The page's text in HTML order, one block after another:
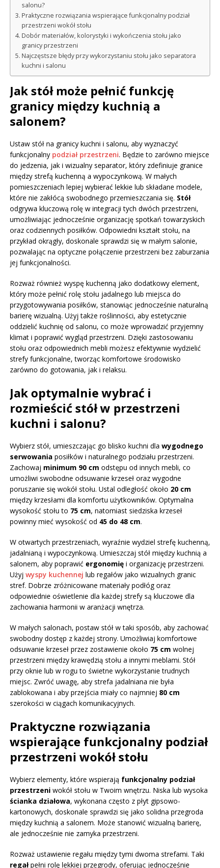
salonu?
Praktyczne rozwiązania wspierające funkcjonalny podział
przestrzeni wokół stołu
Dobór materiałów, kolorystyki i wykończenia stołu jako
granicy przestrzeni
Najczęstsze błędy przy wykorzystaniu stołu jako separatora
kuchni i salonu
Jak stół może pełnić funkcję
granicy między kuchnią a
salonem?
Ustaw stół na granicy kuchni i salonu, aby wyznaczyć
funkcjonalny podział przestrzeni. Będzie to zarówno miejsce
do jedzenia, jak i wizualny separator, który zdefiniuje granice
między strefą kuchenną a wypoczynkową. W małych
pomieszczeniach lepiej wybierać lekkie lub składane modele,
które nie zakłócą swobodnego przemieszczania się. Stół
odgrywa kluczową rolę w integracji tych dwóch przestrzeni,
umożliwiając jednocześnie organizację spotkań towarzyskich
oraz codziennych posiłków. Odpowiedni kształt stołu, na
przykład okrągły, doskonale sprawdzi się w małym salonie,
pozwalając na optyczne połączenie przestrzeni bez zaburzania
jej funkcjonalności.
Rozważ również wyspę kuchenną jako dodatkowy element,
który może pełnić rolę stołu jadalnego lub miejsca do
przygotowywania posiłków, stanowiąc jednocześnie naturalną
barierę wizualną. Użyj także roślinności, aby estetycznie
oddzielić kuchnię od salonu, co może wprowadzić przyjemny
klimat i poprawić wygląd przestrzeni. Dzięki zastosowaniu
stołu oraz odpowiednich mebli możesz efektywnie wydzielić
strefy funkcjonalne, tworząc komfortowe środowisko
zarówno do gotowania, jak i relaksu.
Jak optymalnie wybrać i
rozmieścić stół w przestrzeni
kuchni i salonu?
Wybierz stół, umieszczając go blisko kuchni dla wygodnego
serwowania posiłków i naturalnego podziału przestrzeni.
Zachowaj minimum 90 cm odstępu od innych mebli, co
umożliwi swobodne odsuwanie krzeseł oraz wygodne
poruszanie się wokół stołu. Ustal odległość około 20 cm
między krzesłami dla komfortu użytkowników. Optymalna
wysokość stołu to 75 cm, natomiast siedziska krzeseł
powinny mieć wysokość od 45 do 48 cm.
W otwartych przestrzeniach, wyraźnie wydziel strefę kuchenną,
jadalnianą i wypoczynkową. Umieszczaj stół między kuchnią a
salonem, aby poprawić ergonomię i organizację przestrzeni.
Użyj wyspy kuchennej lub regałów jako wizualnych granic
stref. Dobrze zróżnicowane materiały podłóg oraz
odpowiednie oświetlenie dla każdej strefy są kluczowe dla
zachowania harmonii w aranżacji wnętrza.
W małych salonach, postaw stół w taki sposób, aby zachować
swobodny dostęp z każdej strony. Umożliwiaj komfortowe
odsuwanie krzeseł przez zostawienie około 75 cm wolnej
przestrzeni między krawędzią stołu a innymi meblami. Stół
przy oknie lub w rogu to świetne wykorzystanie trudnych
miejsc. Zwróć uwagę, aby strefa jadalniana nie była
zablokowana i aby przejścia miały co najmniej 80 cm
szerokości w ciągach komunikacyjnych.
Praktyczne rozwiązania
wspierające funkcjonalny podział
przestrzeni wokół stołu
Wybierz elementy, które wspierają funkcjonalny podział
przestrzeni wokół stołu w Twoim wnętrzu. Niska lub wysoka
ścianka działowa, wykonana często z płyt gipsowo-
kartonowych, doskonale sprawdzi się jako solidna przegroda
między kuchnią a salonem. Może stanowić wizualną barierę,
ale jednocześnie nie zamyka przestrzeni.
Rozważ ustawienie regału między tymi dwoma strefami. Taki
regałpełni rolę lekkiej przegrody, oferując jednocześnie